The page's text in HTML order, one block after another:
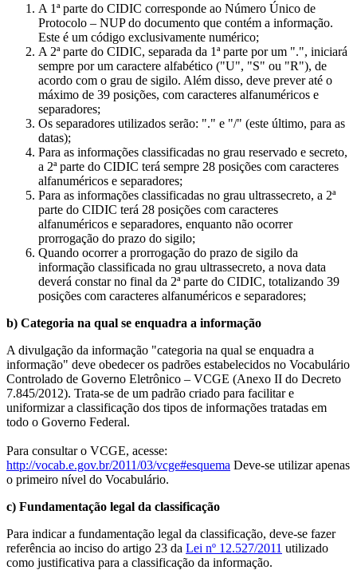
A 1ª parte do CIDIC corresponde ao Número Único de
Protocolo – NUP do documento que contém a informação.
Este é um código exclusivamente numérico;
A 2ª parte do CIDIC, separada da 1ª parte por um ".", iniciará
sempre por um caractere alfabético ("U", "S" ou "R"), de
acordo com o grau de sigilo. Além disso, deve prever até o
máximo de 39 posições, com caracteres alfanuméricos e
separadores;
Os separadores utilizados serão: "." e "/" (este último, para as
datas);
Para as informações classificadas no grau reservado e secreto,
a 2ª parte do CIDIC terá sempre 28 posições com caracteres
alfanuméricos e separadores;
Para as informações classificadas no grau ultrassecreto, a 2ª
parte do CIDIC terá 28 posições com caracteres
alfanuméricos e separadores, enquanto não ocorrer
prorrogação do prazo do sigilo;
Quando ocorrer a prorrogação do prazo de sigilo da
informação classificada no grau ultrassecreto, a nova data
deverá constar no final da 2ª parte do CIDIC, totalizando 39
posições com caracteres alfanuméricos e separadores;
b) Categoria na qual se enquadra a informação
A divulgação da informação "categoria na qual se enquadra a
informação" deve obedecer os padrões estabelecidos no Vocabulário
Controlado de Governo Eletrônico – VCGE (Anexo II do Decreto
7.845/2012). Trata-se de um padrão criado para facilitar e
uniformizar a classificação dos tipos de informações tratadas em
todo o Governo Federal.
Para consultar o VCGE, acesse:
http://vocab.e.gov.br/2011/03/vcge#esquema Deve-se utilizar apenas
o primeiro nível do Vocabulário.
c) Fundamentação legal da classificação
Para indicar a fundamentação legal da classificação, deve-se fazer
referência ao inciso do artigo 23 da Lei nº 12.527/2011 utilizado
como justificativa para a classificação da informação.